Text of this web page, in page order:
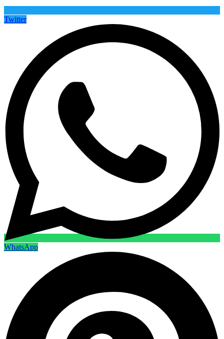
Twitter
WhatsApp